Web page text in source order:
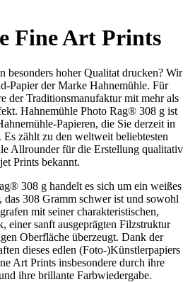
Fine Art Prints
besonders hoher Qualitat drucken? Wir
Papier der Marke Hahnemühle. Für
der Traditionsmanufaktur mit mehr als
Hahnemühle Photo Rag® 308 g ist
Papieren, die Sie derzeit in
zählt zu den weltweit beliebtesten
Allrounder für die Erstellung qualitativ
Prints bekannt.
308 g handelt es sich um ein weißes
308 Gramm schwer ist und sowohl
mit seiner charakteristischen,
einer sanft ausgeprägten Filzstruktur
Oberfläche überzeugt. Dank der
dieses edlen (Foto-)Künstlerpapiers
Art Prints insbesondere durch ihre
ihre brillante Farbwiedergabe.